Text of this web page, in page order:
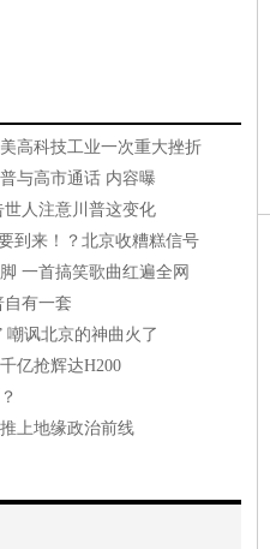
高科技工业一次重大挫折
与高市通话 内容曝
人注意川普这变化
到来！？北京收糟糕信号
一首搞笑歌曲红遍全网
有一套
嘲讽北京的神曲火了
亿抢辉达H200
上地缘政治前线